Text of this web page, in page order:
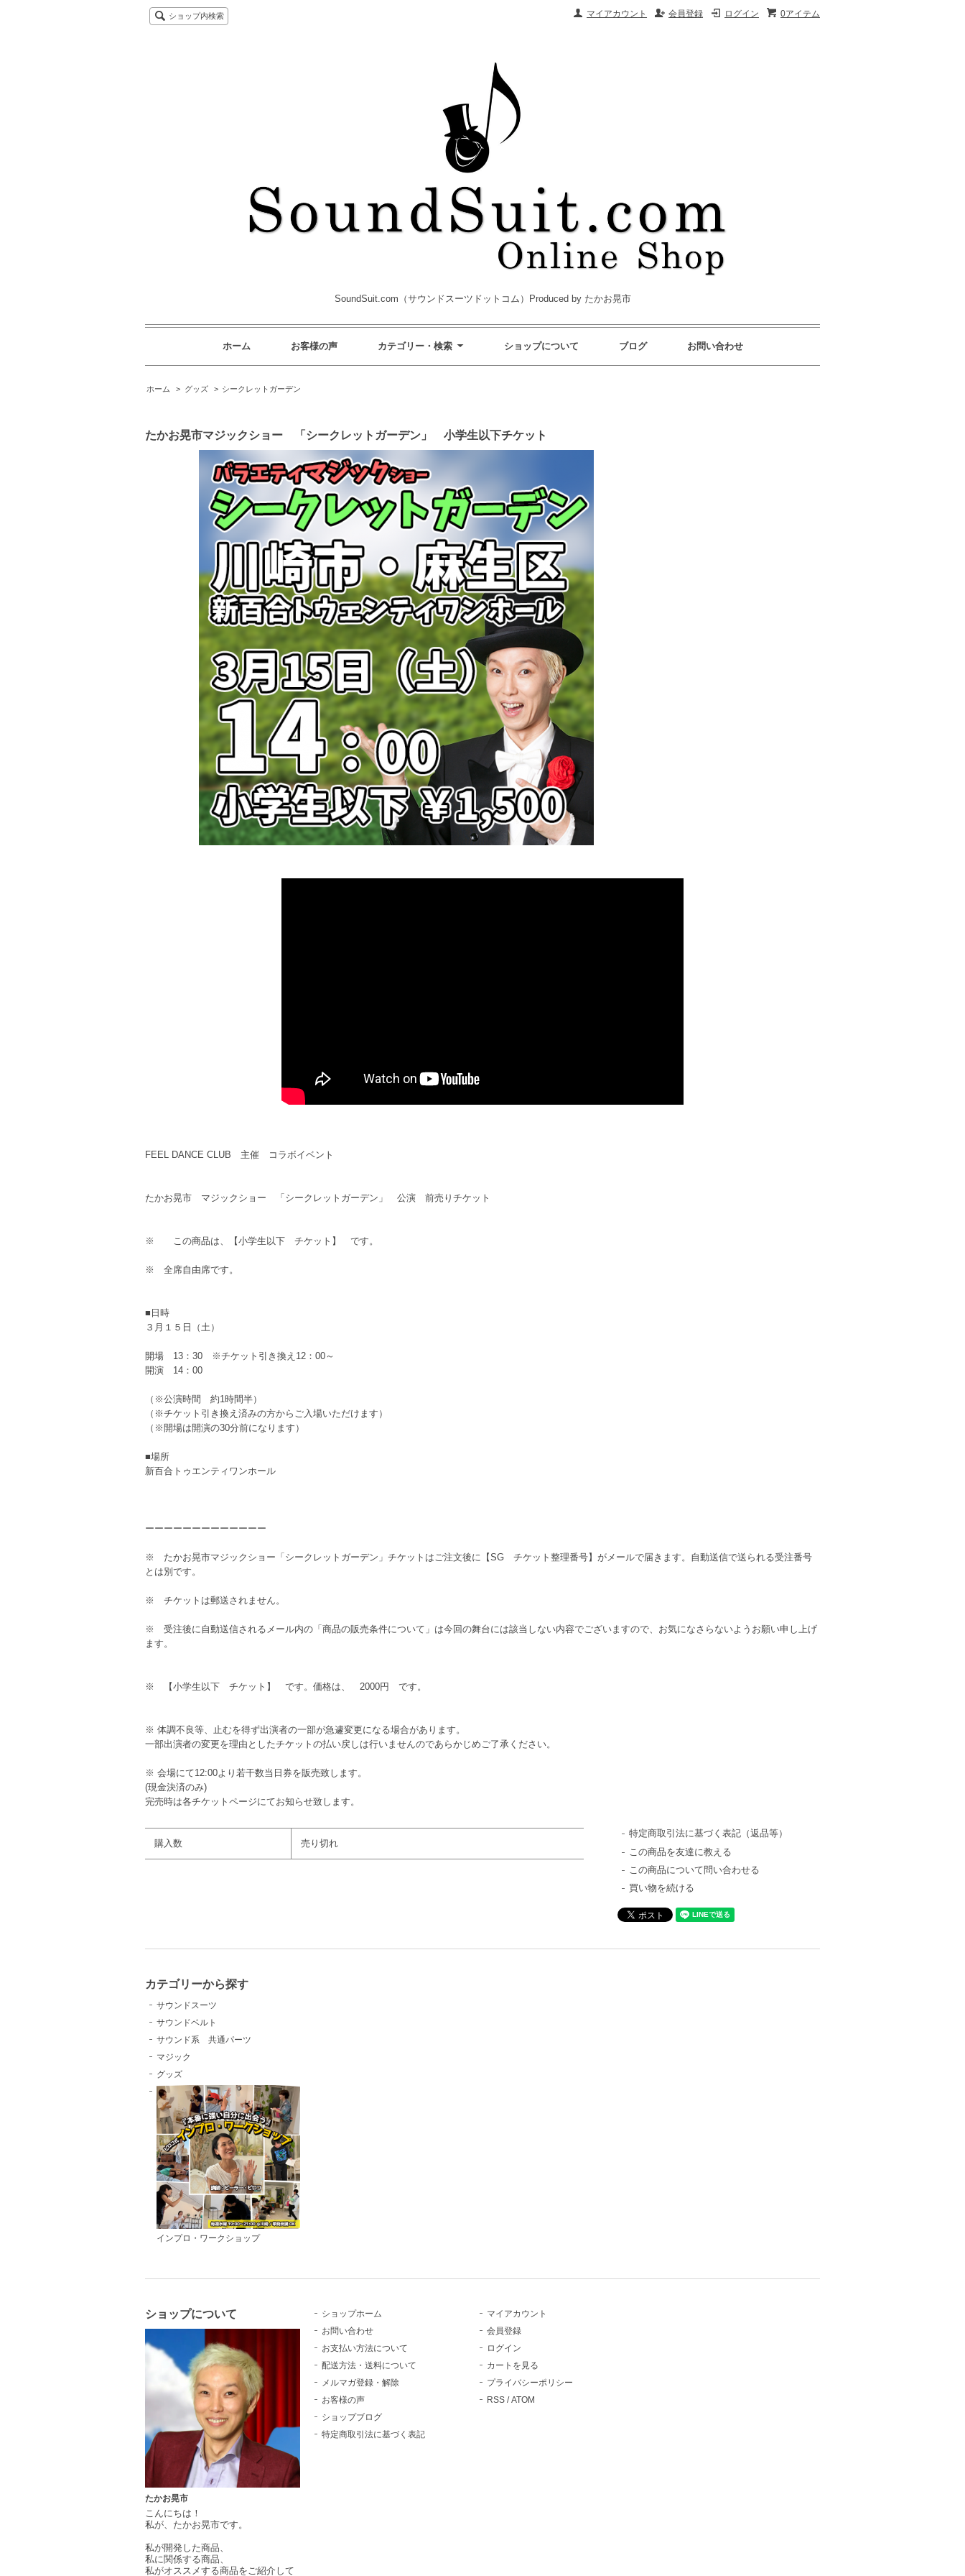
0アイテム
ログイン
会員登録
マイアカウント
ショップ内検索
SoundSuit.com（サウンドスーツドットコム）Produced by たかお晃市
ホーム お客様の声 カテゴリー・検索 ショップについて ブログ お問い合わせ
ホーム > グッズ > シークレットガーデン
たかお晃市マジックショー 「シークレットガーデン」 小学生以下チケット
FEEL DANCE CLUB 主催 コラボイベント
たかお晃市 マジックショー 「シークレットガーデン」 公演 前売りチケット
※ この商品は、【小学生以下 チケット】 です。
※ 全席自由席です。
■日時
３月１５日（土）
開場 13：30 ※チケット引き換え12：00～
開演 14：00
（※公演時間 約1時間半）
（※チケット引き換え済みの方からご入場いただけます）
（※開場は開演の30分前になります）
■場所
新百合トゥエンティワンホール
ーーーーーーーーーーーーー
※ たかお晃市マジックショー「シークレットガーデン」チケットはご注文後に【SG チケット整理番号】がメールで届きます。自動送信で送られる受注番号
とは別です。
※ チケットは郵送されません。
※ 受注後に自動送信されるメール内の「商品の販売条件について」は今回の舞台には該当しない内容でございますので、お気になさらないようお願い申し上げ
ます。
※ 【小学生以下 チケット】 です。価格は、 2000円 です。
※ 体調不良等、止むを得ず出演者の一部が急遽変更になる場合があります。
一部出演者の変更を理由としたチケットの払い戻しは行いませんのであらかじめご了承ください。
※ 会場にて12:00より若干数当日券を販売致します。
(現金決済のみ)
完売時は各チケットページにてお知らせ致します。
購入数 売り切れ
特定商取引法に基づく表記（返品等）
この商品を友達に教える
この商品について問い合わせる
買い物を続ける
カテゴリーから探す
サウンドスーツ
サウンドベルト
サウンド系 共通パーツ
マジック
グッズ
インプロ・ワークショップ
ショップについて
たかお晃市
こんにちは！
私が、たかお晃市です。
私が開発した商品、
私に関係する商品、
私がオススメする商品をご紹介して
ショップホーム
お問い合わせ
お支払い方法について
配送方法・送料について
メルマガ登録・解除
お客様の声
ショップブログ
特定商取引法に基づく表記
マイアカウント
会員登録
ログイン
カートを見る
プライバシーポリシー
RSS /ATOM